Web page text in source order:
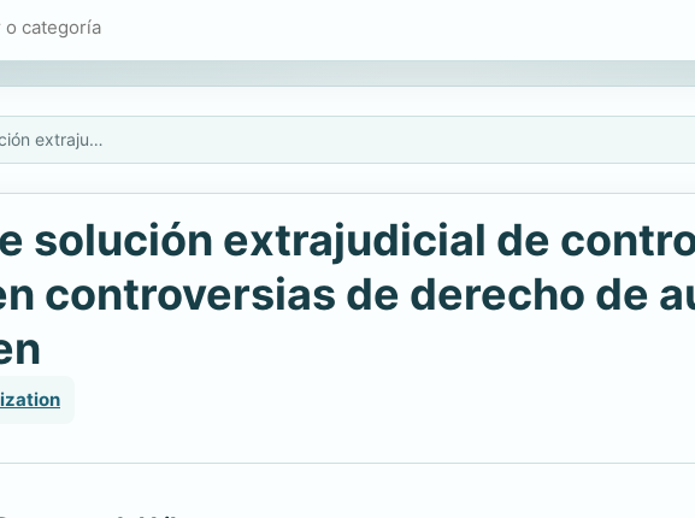
Mecanismos de solución extrajudicial de controversias utilizados por las empresas en controversias de derecho de autor en el entorno digital -resumen
solución extrajudicial de
controversias de derecho de